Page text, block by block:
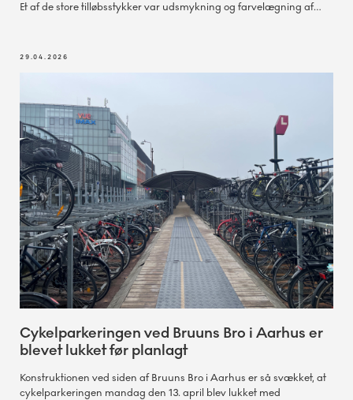
Et af de store tilløbsstykker var udsmykning og farvelægning af
29.04.2026
Cykelparkeringen ved Bruuns Bro i Aarhus er
blevet lukket før planlagt
Konstruktionen ved siden af Bruuns Bro i Aarhus er så svækket, at
cykelparkeringen mandag den 13. april blev lukket med